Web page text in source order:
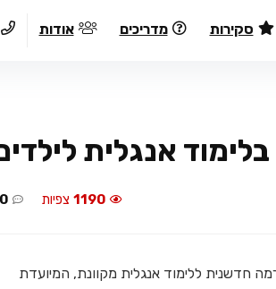
סקירות מדריכים אודות
אנגלית
1190 צפיות 0
חדשנית ללימוד אנגלית מקוונת, המיועדת